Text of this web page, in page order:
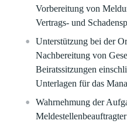
Vorbereitung von
Vertrags- und
Unterstützung bei der
Nachbereitung von
Beiratssitzungen
Unterlagen für das
Wahrnehmung der